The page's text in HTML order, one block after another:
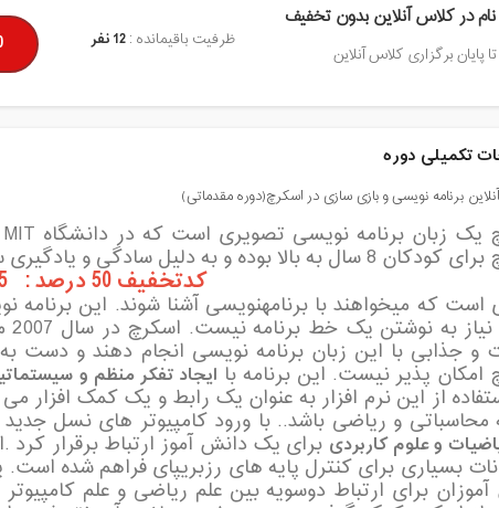
در کلاس آنلاین بدون تخفیف
پایان برگزاری کلاس آنلاین
ظرفیت باقیمانده :12 نفر
تکمیلی دوره
برنامه نویسی و بازی سازی در اسکرچ(دوره مقدماتی)
به بالا بوده و به دلیل سادگی و یادگیری سریع مناسب
کدتخفیف 50 درصد : 2315
و جذابی با این زبان برنامه نویسی انجام دهند و دست
امکان پذیر نیست. این برنامه با ایجاد تفکر منظم و
از این نرم افزار به عنوان یک رابط و یک کمک
محاسباتی و ریاضی باشد.. با ورود کامپیوتر های نسل
و علوم کاربردی
بسیاری برای کنترل پایه های رزبریپای فراهم شده
برای ارتباط دوسویه بین علم ریاضی و علم